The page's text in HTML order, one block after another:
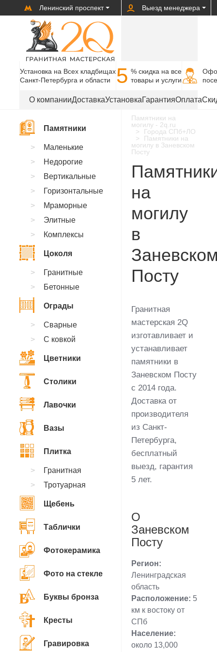
Ленинский проспект Выезд менеджера
Установка на Всех кладбищах
Санкт-Петербурга и области
5 % cкидка на все
товары и услуги
О компанииДоставкаУстановкаГарантияОплата
Памятники на
могилу - 2q.ru
Города СПб+ЛО
Памятники на
могилу в Заневском
Посту
на
могилу
в
Посту
Гранитная
мастерская 2Q
изготавливает и
устанавливает
памятники в
Заневском Посту
с 2014 года.
Доставка от
производителя
из Санкт-
Петербурга,
бесплатный
выезд, гарантия
5 лет.
О
Заневском
Посту
Регион:
Ленинградская
область
Расположение: 5
км к востоку от
СПб
Население:
около 13,000
Памятники
Маленькие
Недорогие
Вертикальные
Горизонтальные
Мраморные
Элитные
Комплексы
Цоколя
Гранитные
Бетонные
Ограды
Сварные
С ковкой
Цветники
Столики
Лавочки
Вазы
Плитка
Гранитная
Тротуарная
Щебень
Таблички
Фотокерамика
Фото на стекле
Буквы бронза
Кресты
Гравировка